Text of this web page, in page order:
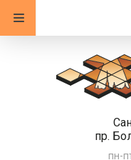
пр.
пн-